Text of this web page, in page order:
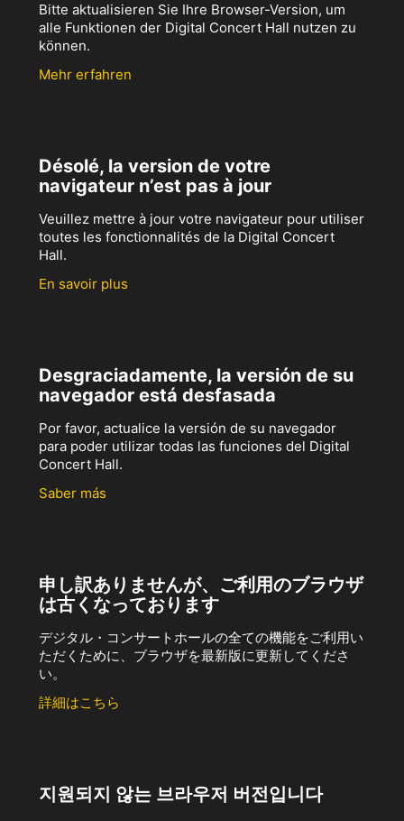
Bitte aktualisieren Sie Ihre Browser-Version, um
alle Funktionen der Digital Concert Hall nutzen zu
können.
Mehr erfahren
Désolé, la version de votre
navigateur n’est pas à jour
Veuillez mettre à jour votre navigateur pour utiliser
toutes les fonctionnalités de la Digital Concert
Hall.
En savoir plus
Desgraciadamente, la versión de su
navegador está desfasada
Por favor, actualice la versión de su navegador
para poder utilizar todas las funciones del Digital
Concert Hall.
Saber más
申し訳ありませんが、ご利用のブラウザ
は古くなっております
デジタル・コンサートホールの全ての機能をご利用い
ただくために、ブラウザを最新版に更新してくださ
い。
詳細はこちら
지원되지 않는 브라우저 버전입니다